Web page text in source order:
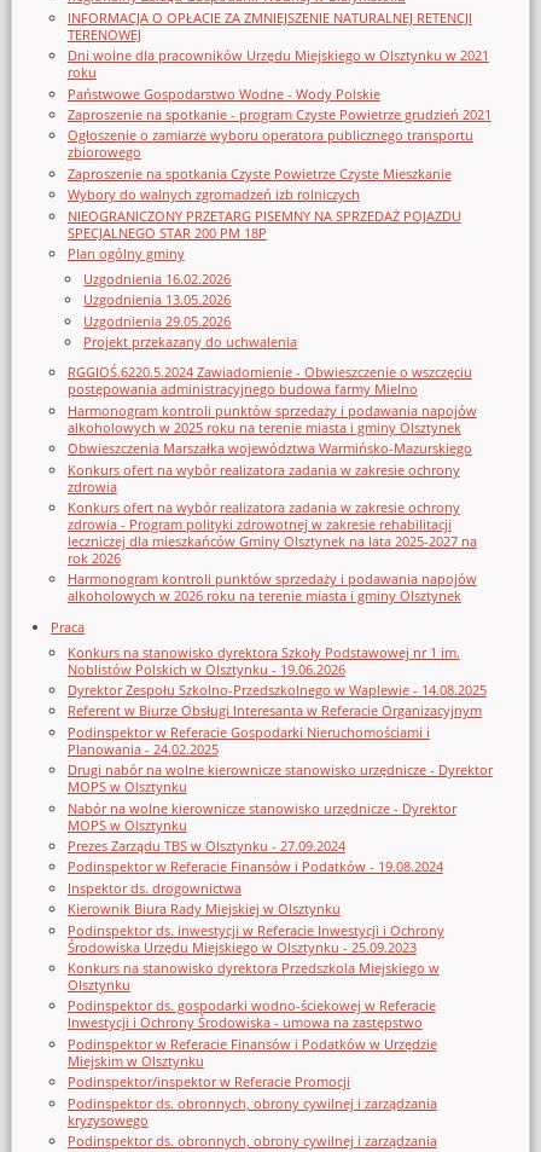
INFORMACJA O OPŁACIE ZA ZMNIEJSZENIE NATURALNEJ RETENCJI
TERENOWEJ
Dni wolne dla pracowników Urzędu Miejskiego w Olsztynku w 2021
roku
Państwowe Gospodarstwo Wodne - Wody Polskie
Zaproszenie na spotkanie - program Czyste Powietrze grudzień 2021
Ogłoszenie o zamiarze wyboru operatora publicznego transportu
zbiorowego
Zaproszenie na spotkania Czyste Powietrze Czyste Mieszkanie
Wybory do walnych zgromadzeń izb rolniczych
NIEOGRANICZONY PRZETARG PISEMNY NA SPRZEDAŻ POJAZDU
SPECJALNEGO STAR 200 PM 18P
Plan ogólny gminy
Uzgodnienia 16.02.2026
Uzgodnienia 13.05.2026
Uzgodnienia 29.05.2026
Projekt przekazany do uchwalenia
RGGIOŚ.6220.5.2024 Zawiadomienie - Obwieszczenie o wszczęciu
postępowania administracyjnego budowa farmy Mielno
Harmonogram kontroli punktów sprzedaży i podawania napojów
alkoholowych w 2025 roku na terenie miasta i gminy Olsztynek
Obwieszczenia Marszałka województwa Warmińsko-Mazurskiego
Konkurs ofert na wybór realizatora zadania w zakresie ochrony
zdrowia
Konkurs ofert na wybór realizatora zadania w zakresie ochrony
zdrowia - Program polityki zdrowotnej w zakresie rehabilitacji
leczniczej dla mieszkańców Gminy Olsztynek na lata 2025-2027 na
rok 2026
Harmonogram kontroli punktów sprzedaży i podawania napojów
alkoholowych w 2026 roku na terenie miasta i gminy Olsztynek
Praca
Konkurs na stanowisko dyrektora Szkoły Podstawowej nr 1 im.
Noblistów Polskich w Olsztynku - 19.06.2026
Dyrektor Zespołu Szkolno-Przedszkolnego w Waplewie - 14.08.2025
Referent w Biurze Obsługi Interesanta w Referacie Organizacyjnym
Podinspektor w Referacie Gospodarki Nieruchomościami i
Planowania - 24.02.2025
Drugi nabór na wolne kierownicze stanowisko urzędnicze - Dyrektor
MOPS w Olsztynku
Nabór na wolne kierownicze stanowisko urzędnicze - Dyrektor
MOPS w Olsztynku
Prezes Zarządu TBS w Olsztynku - 27.09.2024
Podinspektor w Referacie Finansów i Podatków - 19.08.2024
Inspektor ds. drogownictwa
Kierownik Biura Rady Miejskiej w Olsztynku
Podinspektor ds. inwestycji w Referacie Inwestycji i Ochrony
Środowiska Urzędu Miejskiego w Olsztynku - 25.09.2023
Konkurs na stanowisko dyrektora Przedszkola Miejskiego w
Olsztynku
Podinspektor ds. gospodarki wodno-ściekowej w Referacie
Inwestycji i Ochrony Środowiska - umowa na zastępstwo
Podinspektor w Referacie Finansów i Podatków w Urzędzie
Miejskim w Olsztynku
Podinspektor/inspektor w Referacie Promocji
Podinspektor ds. obronnych, obrony cywilnej i zarządzania
kryzysowego
Podinspektor ds. obronnych, obrony cywilnej i zarządzania